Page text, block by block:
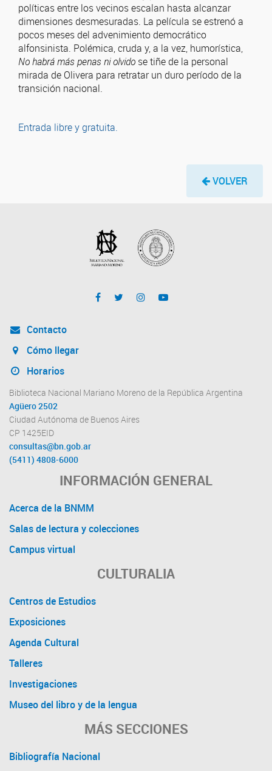
políticas entre los vecinos escalan hasta alcanzar
dimensiones desmesuradas. La película se estrenó a
pocos meses del advenimiento democrático
alfonsinista. Polémica, cruda y, a la vez, humorística,
No habrá más penas ni olvido se tiñe de la personal
mirada de Olivera para retratar un duro período de la
transición nacional.
Entrada libre y gratuita.
VOLVER
Contacto
Cómo llegar
Horarios
Biblioteca Nacional Mariano Moreno de la República Argentina
Agüero 2502
Ciudad Autónoma de Buenos Aires
CP 1425EID
consultas@bn.gob.ar
(5411) 4808-6000
INFORMACIÓN GENERAL
Acerca de la BNMM
Salas de lectura y colecciones
Campus virtual
CULTURALIA
Centros de Estudios
Exposiciones
Agenda Cultural
Talleres
Investigaciones
Museo del libro y de la lengua
MÁS SECCIONES
Bibliografía Nacional